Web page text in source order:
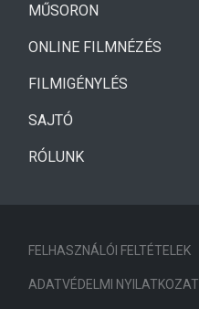
MŰSORON
ONLINE FILMNÉZÉS
FILMIGÉNYLÉS
SAJTÓ
RÓLUNK
FELHASZNÁLÓI FELTÉTELEK
ADATVÉDELMI NYILATKOZAT